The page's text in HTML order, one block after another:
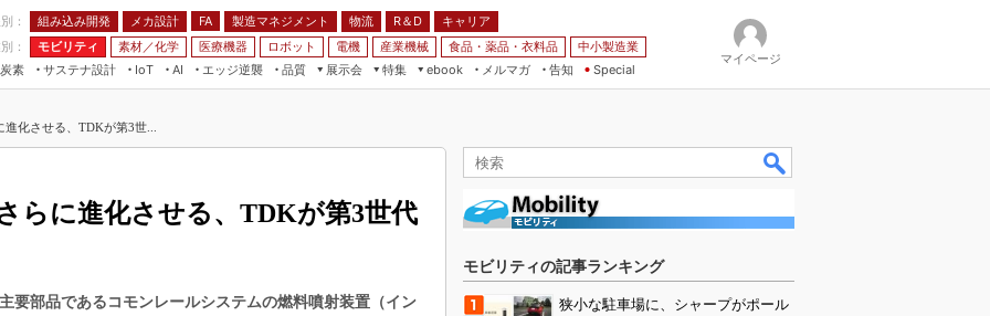
： 組み込み開発 メカ設計 FA 製造マネジメント 物流 R＆D
キャリア
：
モビリティ 素材／化学 医療機器 ロボット 電機 産業機械 食品・薬品・衣料品
中小製造業
素
サステナ設計 IoT
AI
全
エッジ逆襲 品質
展示会
JIMTOF
IIFES
特集
組み込み画像技術
ebook
メルマガ
告知 Special
マイページ
化させる、TDKが第3世...
らに進化させる、TDKが第3世代
要部品であるコモンレールシステムの燃料噴射装置（イン
モビリティの記事ランキング
狭小な駐車場に、シャープがポール